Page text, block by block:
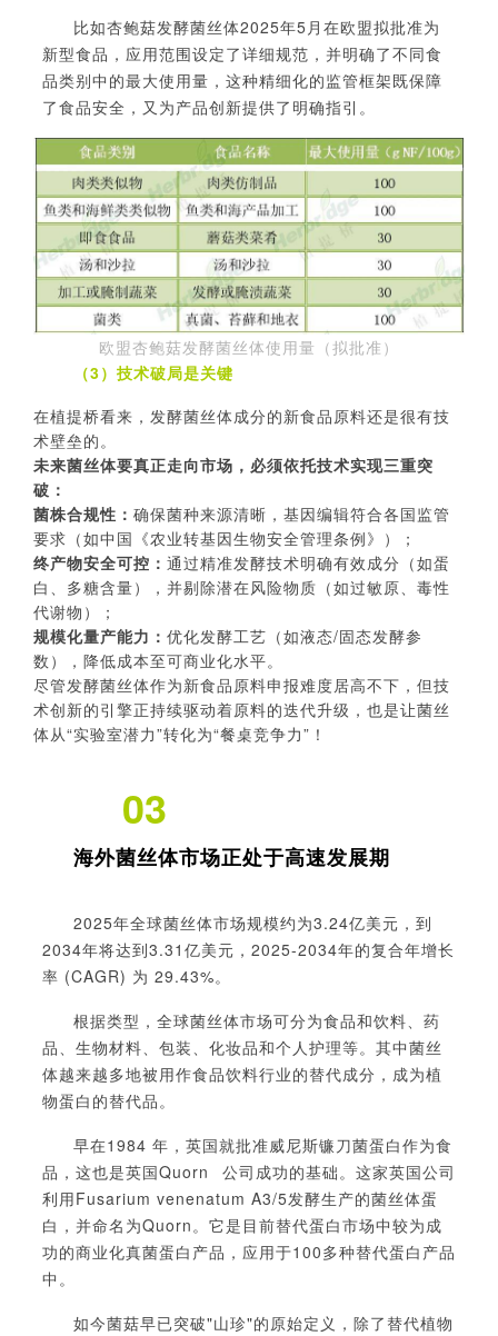
比如杏鲍菇发酵菌丝体2025年5月在欧盟拟批准为
新型食品，应用范围设定了详细规范，并明确了不同食
品类别中的最大使用量，这种精细化的监管框架既保障
了食品安全，又为产品创新提供了明确指引。
欧盟杏鲍菇发酵菌丝体使用量（拟批准）
（3）技术破局是关键
在植提桥看来，发酵菌丝体成分的新食品原料还是很有技
术壁垒的。
未来菌丝体要真正走向市场，必须依托技术实现三重突
破：
菌株合规性： 确保菌种来源清晰，基因编辑符合各国监管
要求（如中国《农业转基因生物安全管理条例》）；
终产物安全可控： 通过精准发酵技术明确有效成分（如蛋
白、多糖含量），并剔除潜在风险物质（如过敏原、毒性
代谢物）；
规模化量产能力： 优化发酵工艺（如液态/固态发酵参
数），降低成本至可商业化水平。
尽管发酵菌丝体作为新食品原料申报难度居高不下，但技
术创新的引擎正持续驱动着原料的迭代升级，也是让菌丝
体从“实验室潜力”转化为“餐桌竞争力”！
03
海外菌丝体市场正处于高速发展期
2025年全球菌丝体市场规模约为3.24亿美元，到
2034年将达到3.31 亿美元， 2025-2034年的复合年增长
率 (CAGR) 为 29.43%。
根据类型，全球菌丝体市场可分为食品和饮料、药
品、生物材料、包装、化妆品和个人护理等。其中菌丝
体越来越多地被用作食品饮料行业的替代成分，成为植
物蛋白的替代品。
早在1984 年，英国就批准威尼斯镰刀菌蛋白作为食
品，这也是英国Quorn
公司成功的基础。这家英国公司
利用Fusarium venenatum A3/5发酵生产的菌丝体蛋
白，并命名为Quorn。它是目前替代蛋白市场中较为成
功的商业化真菌蛋白产品，应用于100多种替代蛋白产品
中。
如今菌菇早已突破"山珍"的原始定义， 除了替代植物